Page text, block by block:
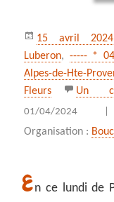
Publié
le
15 avril 2024
Luberon, ----- *
Alpes-de-Hte-
Fleurs
Un
01/04/2024 |
Organisation :
En ce lundi de